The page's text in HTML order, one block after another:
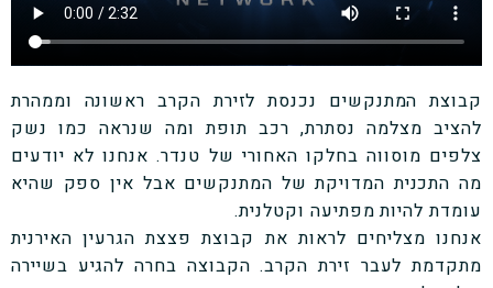
קבוצת המתנקשים נכנסת לזירת הקרב ראשונה וממהרת
להציב מצלמה נסתרת, רכב תופת ומה שנראה כמו נשק
צלפים מוסווה בחלקו האחורי של טנדר. אנחנו לא יודעים
מה התכנית המדויקת של המתנקשים אבל אין ספק שהיא
עומדת להיות מפתיעה וקטלנית.
אנחנו מצליחים לראות את קבוצת פצצת הגרעין האירנית
מתקדמת לעבר זירת הקרב. הקבוצה בחרה להגיע בשיירה